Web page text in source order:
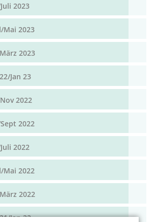
2023
Mai 2023
2023
Jan 23
2022
2022
2022
Mai 2022
2022
Jan 22